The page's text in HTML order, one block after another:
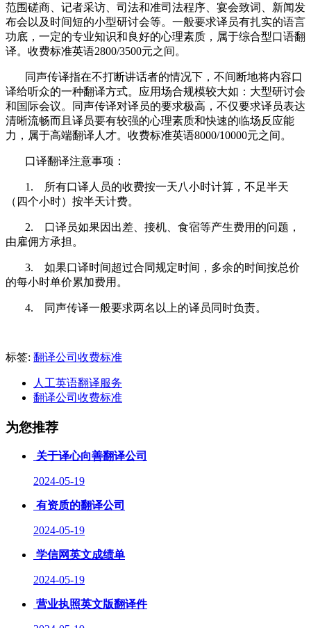
范围磋商、记者采访、司法和准司法程序、宴会致词、新闻发
布会以及时间短的小型研讨会等。一般要求译员有扎实的语言
功底，一定的专业知识和良好的心理素质，属于综合型口语翻
译。收费标准英语2800/3500元之间。
同声传译指在不打断讲话者的情况下，不间断地将内容口
译给听众的一种翻译方式。应用场合规模较大如：大型研讨会
和国际会议。同声传译对译员的要求极高，不仅要求译员表达
清晰流畅而且译员要有较强的心理素质和快速的临场反应能
力，属于高端翻译人才。收费标准英语8000/10000元之间。
口译翻译注意事项：
1.
所有口译人员的收费按一天八小时计算，不足半天
（四个小时）按半天计费。
2.
口译员如果因出差、接机、食宿等产生费用的问题，
由雇佣方承担。
3.
如果口译时间超过合同规定时间，多余的时间按总价
的每小时单价累加费用。
4. 同声传译一般要求两名以上的译员同时负责。
标签: 翻译公司收费标准
人工英语翻译服务
翻译公司收费标准
为您推荐
关于译心向善翻译公司
2024-05-19
有资质的翻译公司
2024-05-19
学信网英文成绩单
2024-05-19
营业执照英文版翻译件